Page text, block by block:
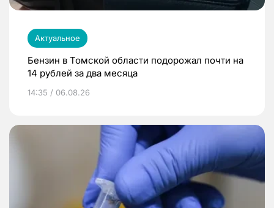
Актуальное
Бензин в Томской области подорожал почти на
14 рублей за два месяца
14:35 / 06.08.26